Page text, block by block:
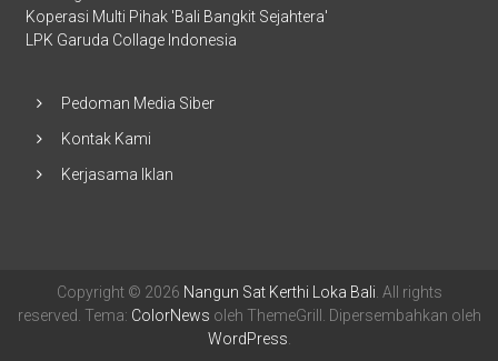
Koperasi Multi Pihak 'Bali Bangkit Sejahtera'
LPK Garuda Collage Indonesia
Pedoman Media Siber
Kontak Kami
Kerjasama Iklan
Copyright © 2026 Nangun Sat Kerthi Loka Bali . All rights
reserved. Tema: ColorNews oleh ThemeGrill. Dipersembahkan oleh
WordPress